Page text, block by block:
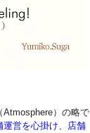
）の略で
運営を心掛け、店舗